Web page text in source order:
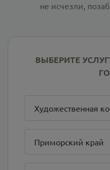
не исчезли,
ВЫБЕРИТЕ
Художественная
Приморский край